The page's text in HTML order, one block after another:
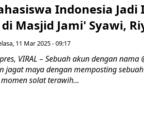
Indonesia Jadi
Masjid Jami' Syawi,
11 Mar 2025 - 09:17
VIRAL – Sebuah akun dengan nama
jagat maya dengan memposting
solat terawih...